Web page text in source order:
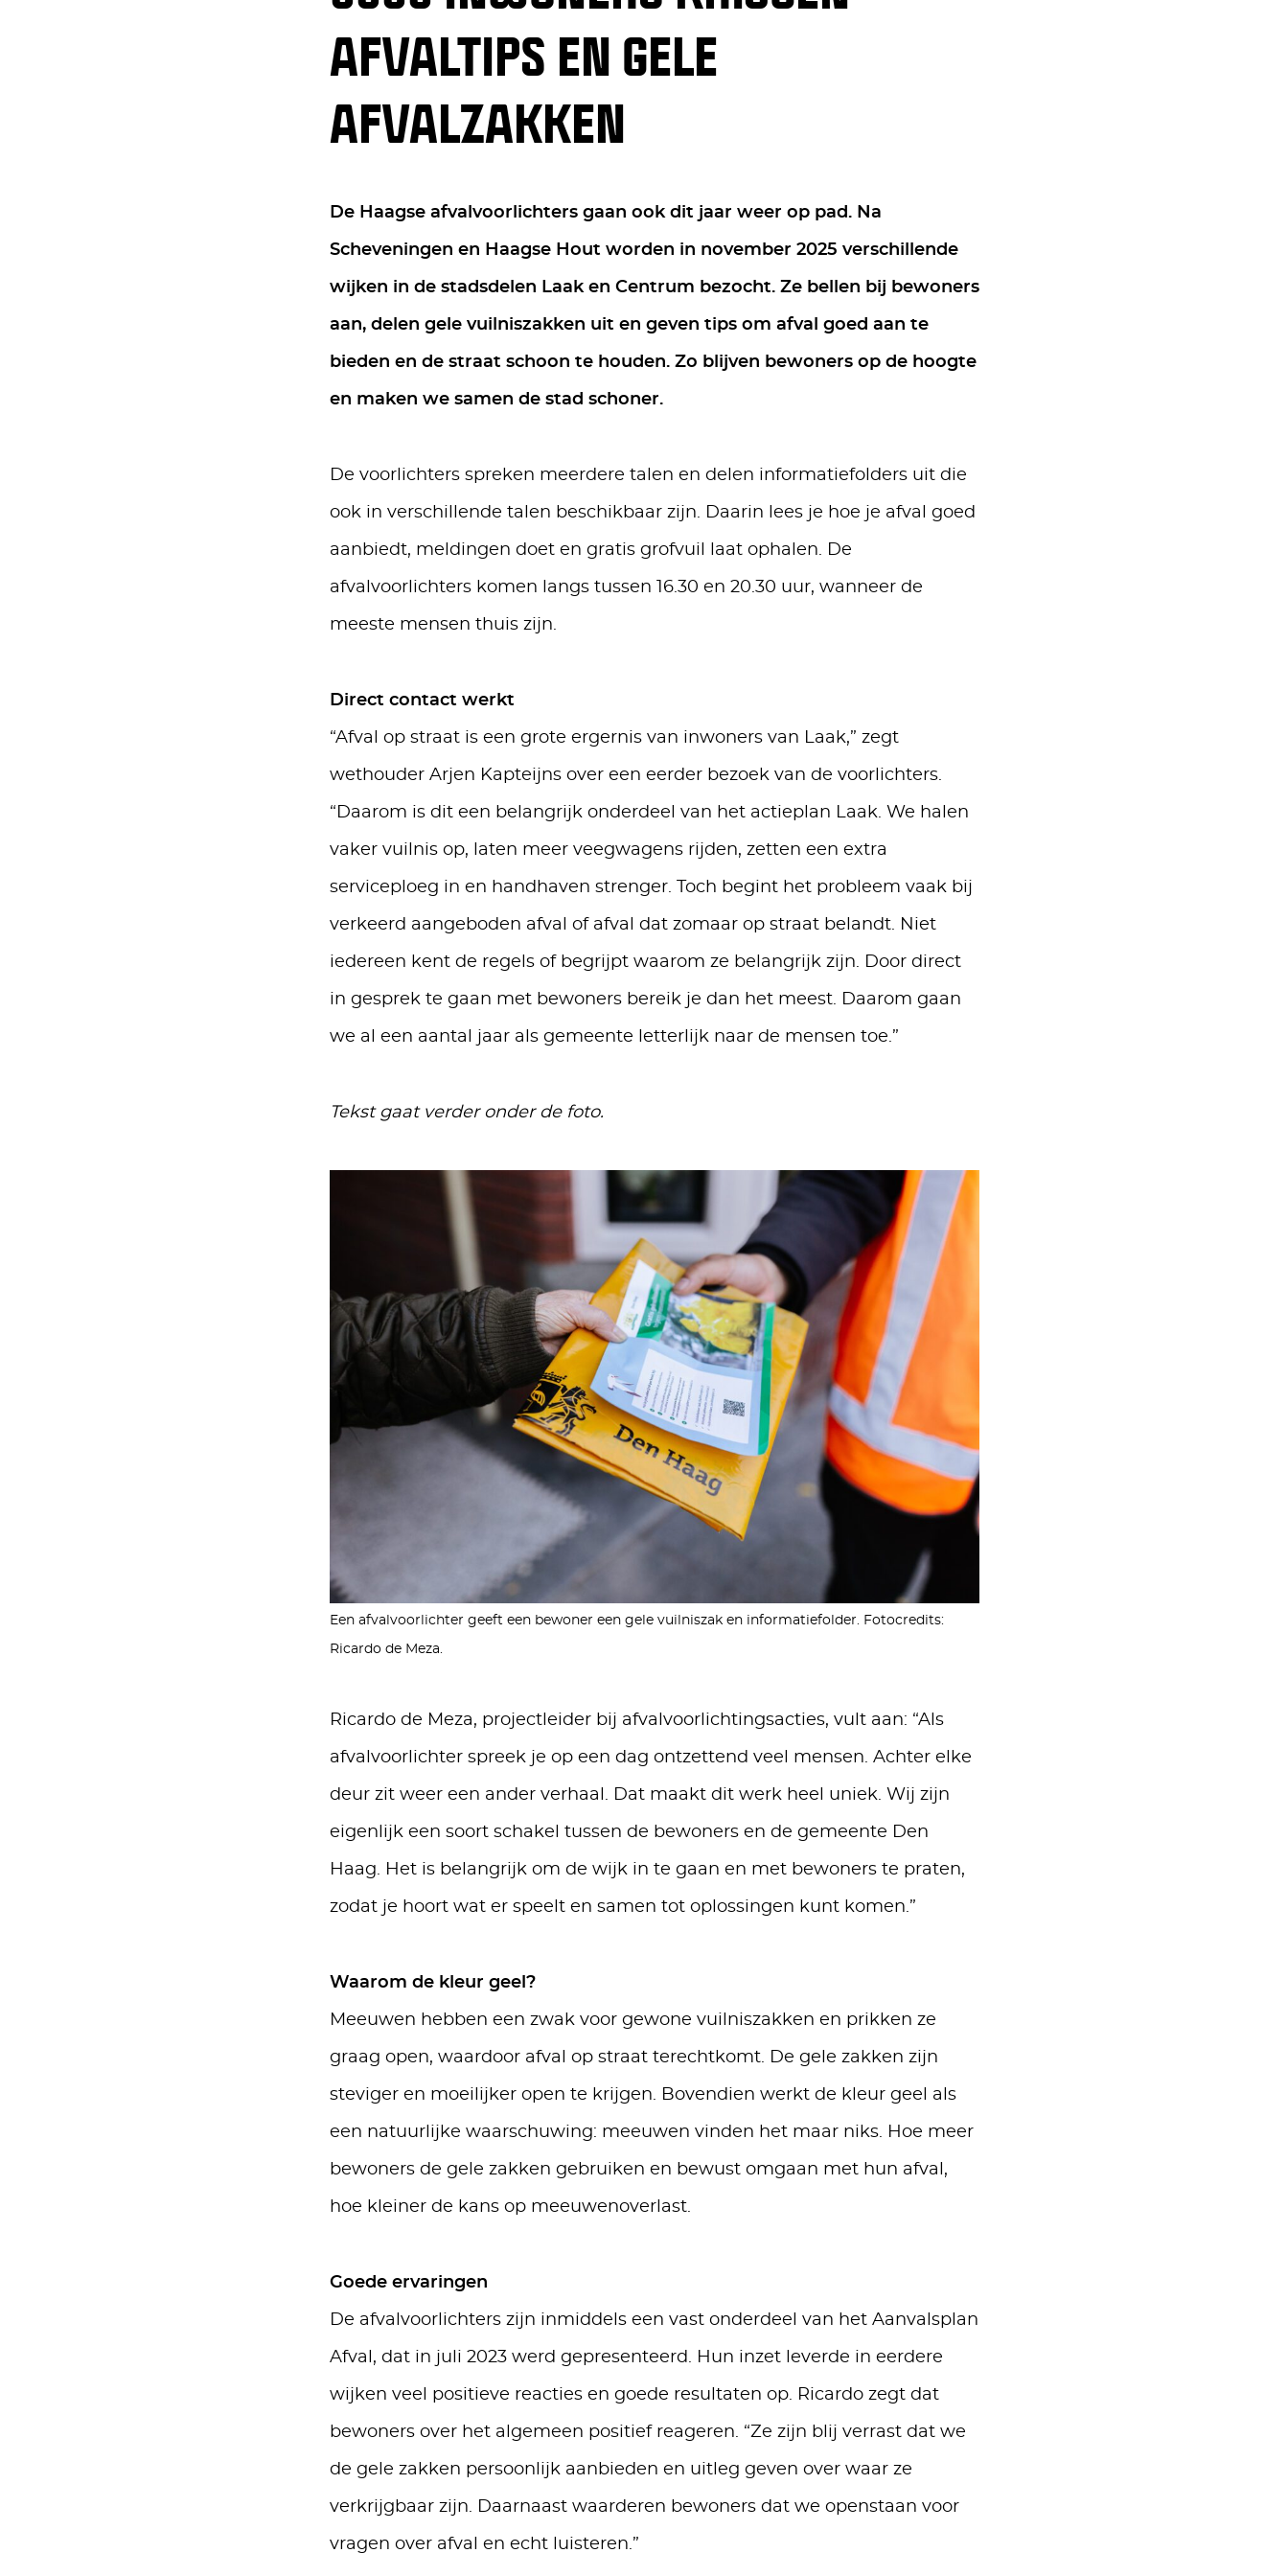
AFVALTIPS EN GELE
AFVALZAKKEN
De Haagse afvalvoorlichters gaan ook dit jaar weer op pad. Na
Scheveningen en Haagse Hout worden in november 2025 verschillende
wijken in de stadsdelen Laak en Centrum bezocht. Ze bellen bij bewoners
aan, delen gele vuilniszakken uit en geven tips om afval goed aan te
bieden en de straat schoon te houden. Zo blijven bewoners op de hoogte
en maken we samen de stad schoner.
De voorlichters spreken meerdere talen en delen informatiefolders uit die
ook in verschillende talen beschikbaar zijn. Daarin lees je hoe je afval goed
aanbiedt, meldingen doet en gratis grofvuil laat ophalen. De
afvalvoorlichters komen langs tussen 16.30 en 20.30 uur, wanneer de
meeste mensen thuis zijn.
Direct contact werkt
“Afval op straat is een grote ergernis van inwoners van Laak,” zegt
wethouder Arjen Kapteijns over een eerder bezoek van de voorlichters.
“Daarom is dit een belangrijk onderdeel van het actieplan Laak. We halen
vaker vuilnis op, laten meer veegwagens rijden, zetten een extra
serviceploeg in en handhaven strenger. Toch begint het probleem vaak bij
verkeerd aangeboden afval of afval dat zomaar op straat belandt. Niet
iedereen kent de regels of begrijpt waarom ze belangrijk zijn. Door direct
in gesprek te gaan met bewoners bereik je dan het meest. Daarom gaan
we al een aantal jaar als gemeente letterlijk naar de mensen toe.”
Tekst gaat verder onder de foto.
Een afvalvoorlichter geeft een bewoner een gele vuilniszak en informatiefolder. Fotocredits:
Ricardo de Meza.
Ricardo de Meza, projectleider bij afvalvoorlichtingsacties, vult aan: “Als
afvalvoorlichter spreek je op een dag ontzettend veel mensen. Achter elke
deur zit weer een ander verhaal. Dat maakt dit werk heel uniek. Wij zijn
eigenlijk een soort schakel tussen de bewoners en de gemeente Den
Haag. Het is belangrijk om de wijk in te gaan en met bewoners te praten,
zodat je hoort wat er speelt en samen tot oplossingen kunt komen.”
Waarom de kleur geel?
Meeuwen hebben een zwak voor gewone vuilniszakken en prikken ze
graag open, waardoor afval op straat terechtkomt. De gele zakken zijn
steviger en moeilijker open te krijgen. Bovendien werkt de kleur geel als
een natuurlijke waarschuwing: meeuwen vinden het maar niks. Hoe meer
bewoners de gele zakken gebruiken en bewust omgaan met hun afval,
hoe kleiner de kans op meeuwenoverlast.
Goede ervaringen
De afvalvoorlichters zijn inmiddels een vast onderdeel van het Aanvalsplan
Afval, dat in juli 2023 werd gepresenteerd. Hun inzet leverde in eerdere
wijken veel positieve reacties en goede resultaten op. Ricardo zegt dat
bewoners over het algemeen positief reageren. “Ze zijn blij verrast dat we
de gele zakken persoonlijk aanbieden en uitleg geven over waar ze
verkrijgbaar zijn. Daarnaast waarderen bewoners dat we openstaan voor
vragen over afval en echt luisteren.”